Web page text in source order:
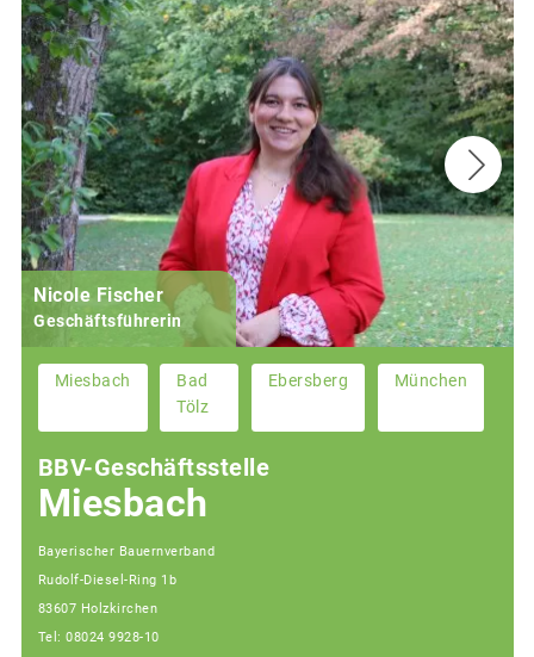
Nicole Fischer
Geschäftsführerin
Miesbach
Bad
Tölz
Ebersberg München
BBV-Geschäftsstelle
Miesbach
Bayerischer Bauernverband
Rudolf-Diesel-Ring 1b
83607 Holzkirchen
Tel: 08024 9928-10